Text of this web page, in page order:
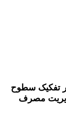
تفکیک سطوح
مصرف